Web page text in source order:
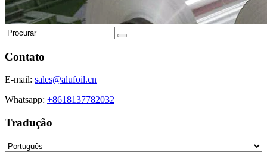
Contato
E-mail: sales@alufoil.cn
Whatsapp: +8618137782032
Tradução